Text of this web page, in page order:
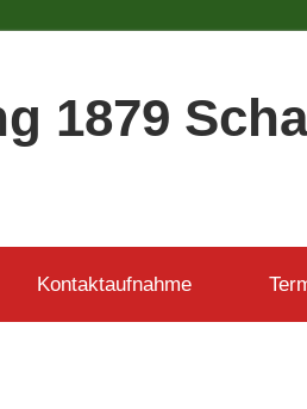
1879
Kontaktaufnahme